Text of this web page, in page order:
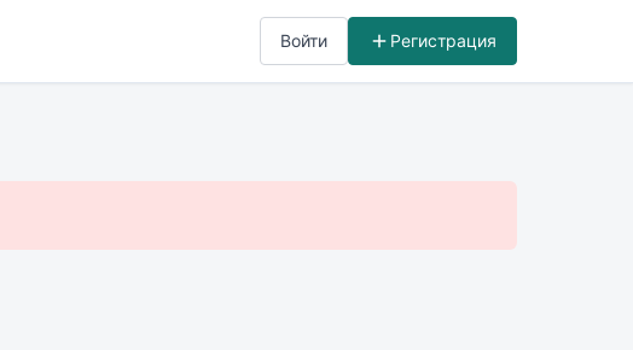
Войти Регистрация